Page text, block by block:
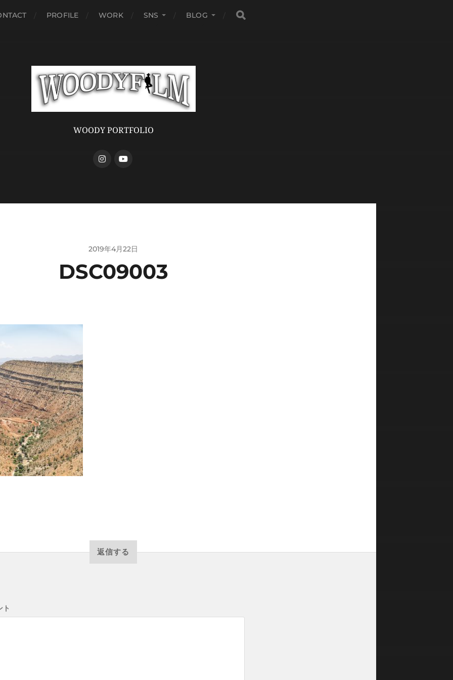
PROFILE WORK SNS BLOG
WOODY PORTFOLIO
2019年4月22日
DSC09003
返信する
ト